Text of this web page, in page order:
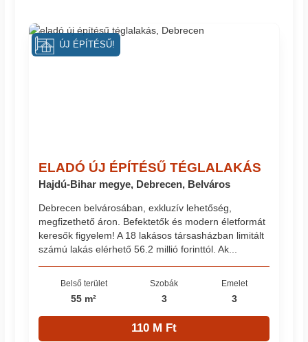
ELADÓ ÚJ ÉPÍTÉSŰ TÉGLALAKÁS
Hajdú-Bihar megye, Debrecen, Belváros
Debrecen belvárosában, exkluzív lehetőség,
megfizethető áron. Befektetők és modern életformát
keresők figyelem! A 18 lakásos társasházban limitált
számú lakás elérhető 56.2 millió forinttól. Ak...
Belső terület
55 m²
Szobák
3
Emelet
3
110 M Ft
ÚJ ÉPÍTÉSŰ!